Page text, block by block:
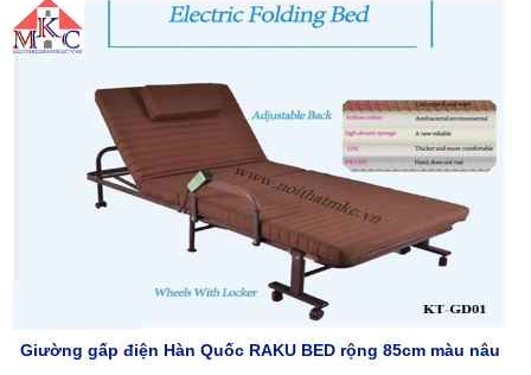
Giường gấp điện Hàn Quốc RAKU BED rộng 85cm màu nâu